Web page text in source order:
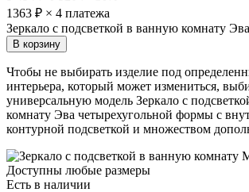
1363 ₽ × 4 платежа
Зеркало с подсветкой в ванную комнату Эва
В корзину
Чтобы не выбирать изделие под
интерьера, который может измениться,
универсальную модель Зеркало с
комнату Эва четырехугольной формы с
контурной подсветкой и множеством
Доступны любые размеры
Есть в наличии